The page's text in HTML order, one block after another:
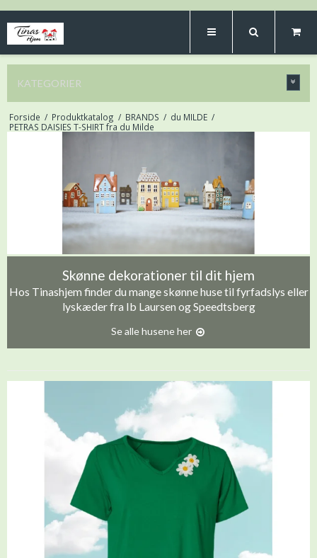
KATEGORIER
Forside / Produktkatalog / BRANDS / du MILDE /
PETRAS DAISIES T-SHIRT fra du Milde
Skønne dekorationer til dit hjem
Hos Tinashjem finder du mange skønne huse til fyrfadslys eller
lyskæder fra Ib Laursen og Speedtsberg
Se alle husene her